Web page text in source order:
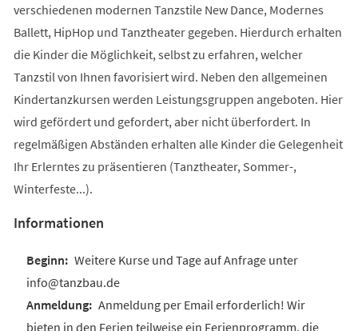
verschiedenen modernen Tanzstile New Dance, Modernes
Ballett, HipHop und Tanztheater gegeben. Hierdurch erhalten
die Kinder die Möglichkeit, selbst zu erfahren, welcher
Tanzstil von Ihnen favorisiert wird. Neben den allgemeinen
Kindertanzkursen werden Leistungsgruppen angeboten. Hier
wird gefördert und gefordert, aber nicht überfordert. In
regelmäßigen Abständen erhalten alle Kinder die Gelegenheit
Ihr Erlerntes zu präsentieren (Tanztheater, Sommer-,
Winterfeste...).
Informationen
Weitere Kurse und Tage auf Anfrage unter
info@tanzbau.de
Anmeldung per Email erforderlich! Wir
bieten in den Ferien teilweise ein Ferienprogramm, die